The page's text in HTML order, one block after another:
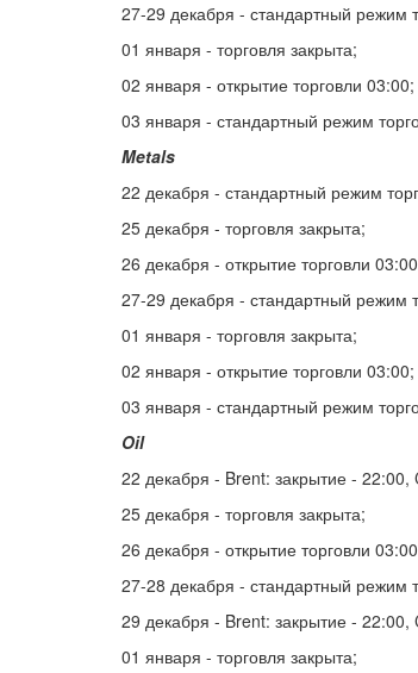
27-29 декабря - стандартный режим
01 января - торговля закрыта;
02 января - открытие торговли 03:00;
03 января - стандартный режим
Metals
22 декабря - стандартный режим
25 декабря - торговля закрыта;
26 декабря - открытие торговли
27-29 декабря - стандартный режим
01 января - торговля закрыта;
02 января - открытие торговли 03:00;
03 января - стандартный режим
Oil
22 декабря - Brent: закрытие - 22:00,
25 декабря - торговля закрыта;
26 декабря - открытие торговли
27-28 декабря - стандартный режим
29 декабря - Brent: закрытие - 22:00,
01 января - торговля закрыта;